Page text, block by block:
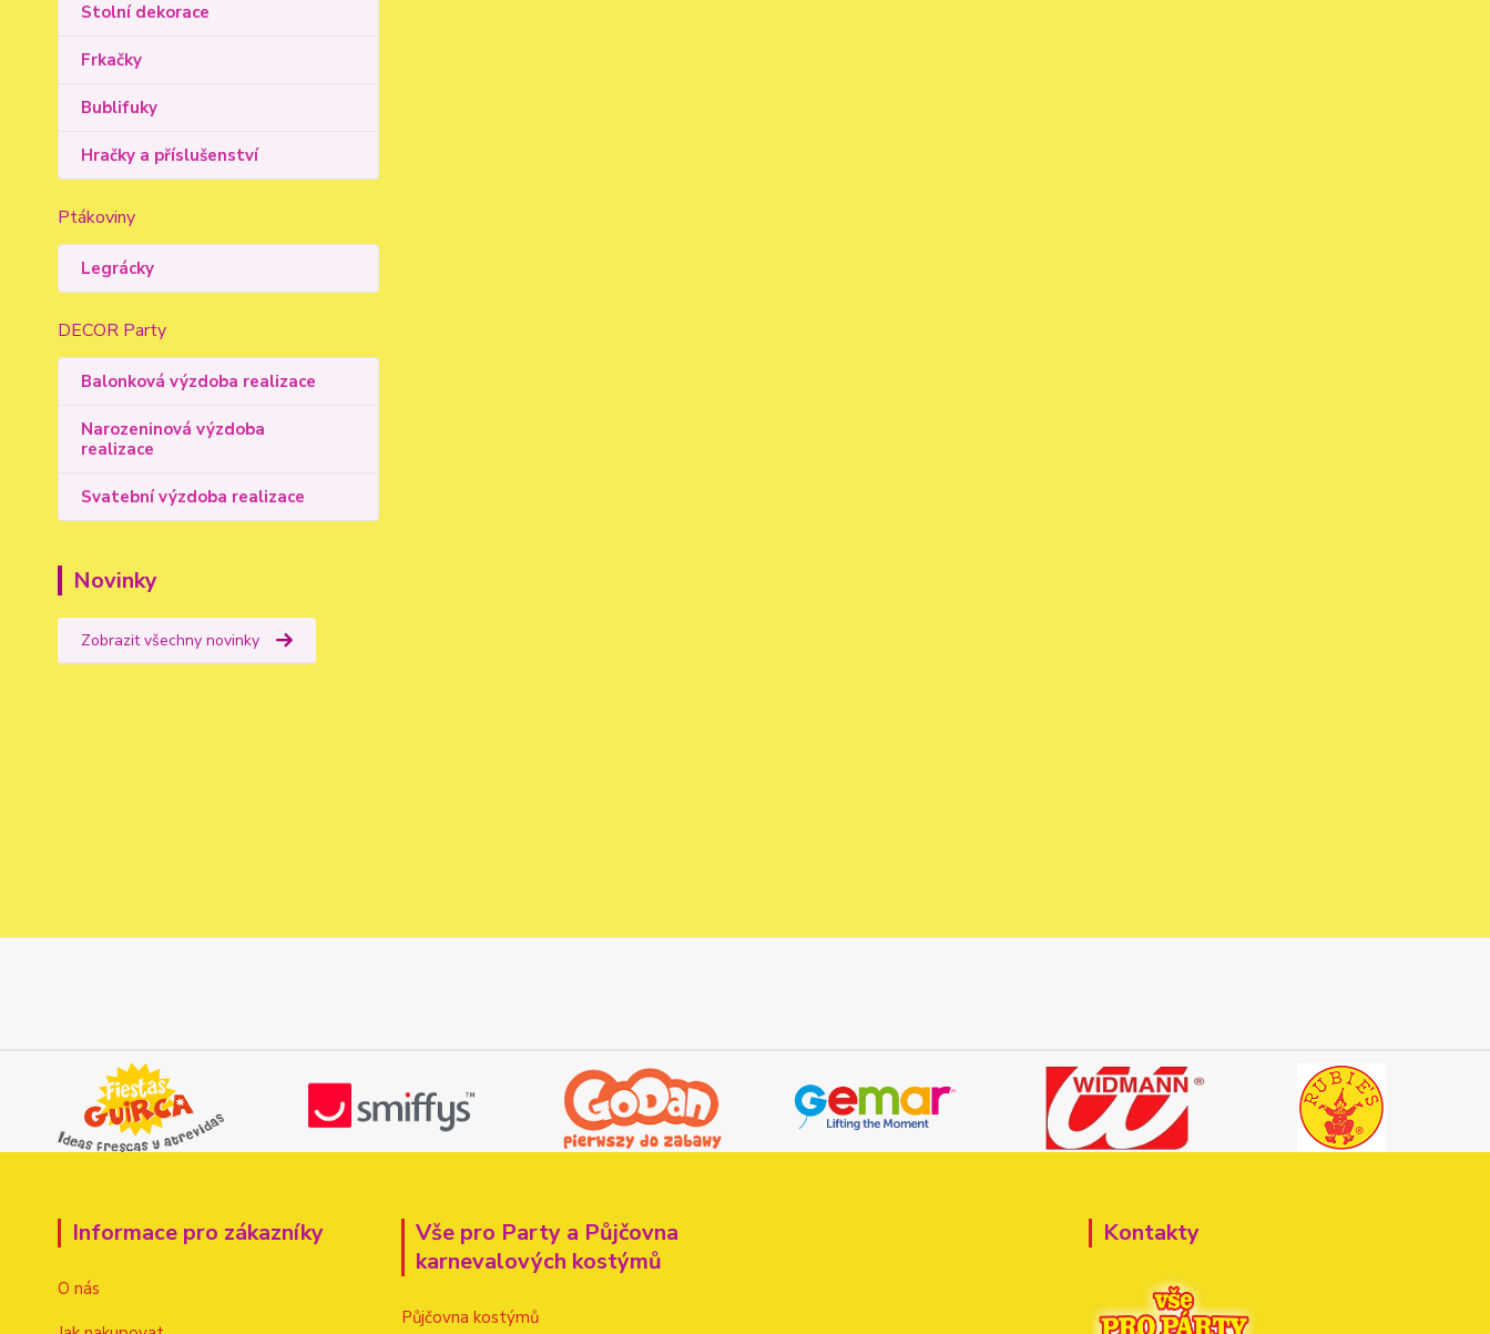
Stolní dekorace
Frkačky
Bublifuky
Hračky a příslušenství
Ptákoviny
Legrácky
DECOR Party
Balonková výzdoba realizace
Narozeninová výzdoba
realizace
Svatební výzdoba realizace
Novinky
Zobrazit všechny novinky
Informace pro zákazníky
O nás
Vše pro Party a Půjčovna
karnevalových kostýmů
Půjčovna kostýmů
Kontakty